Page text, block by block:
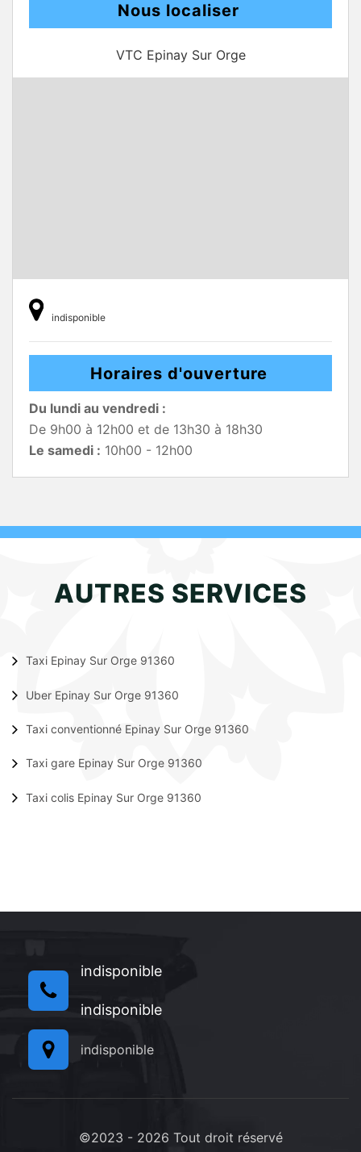
Nous localiser
VTC Epinay Sur Orge
indisponible
Horaires d'ouverture
Du lundi au vendredi :
De 9h00 à 12h00 et de 13h30 à 18h30
Le samedi : 10h00 - 12h00
AUTRES SERVICES
Taxi Epinay Sur Orge 91360
Uber Epinay Sur Orge 91360
Taxi conventionné Epinay Sur Orge 91360
Taxi gare Epinay Sur Orge 91360
Taxi colis Epinay Sur Orge 91360
indisponible
indisponible
indisponible
©2023 - 2026 Tout droit réservé